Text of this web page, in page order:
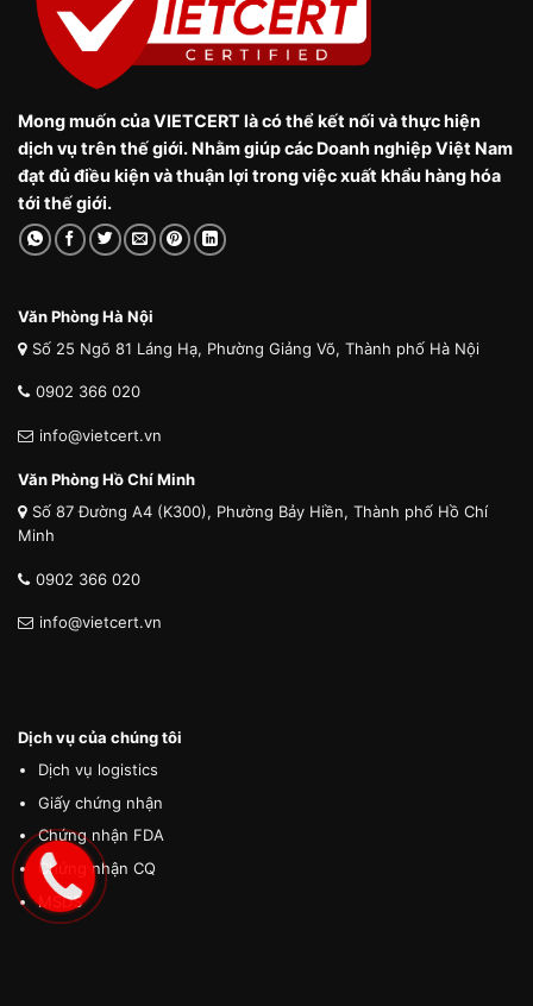
Mong muốn của VIETCERT là có thể kết nối và thực hiện
dịch vụ trên thế giới. Nhằm giúp các Doanh nghiệp Việt Nam
đạt đủ điều kiện và thuận lợi trong việc xuất khẩu hàng hóa
tới thế giới.
Văn Phòng Hà Nội
Số 25 Ngõ 81 Láng Hạ, Phường Giảng Võ, Thành phố Hà Nội
0902 366 020
info@vietcert.vn
Văn Phòng Hồ Chí Minh
Số 87 Đường A4 (K300), Phường Bảy Hiền, Thành phố Hồ Chí
Minh
0902 366 020
info@vietcert.vn
Dịch vụ của chúng tôi
Dịch vụ logistics
Giấy chứng nhận
Chứng nhận FDA
Chứng nhận CQ
MSDS